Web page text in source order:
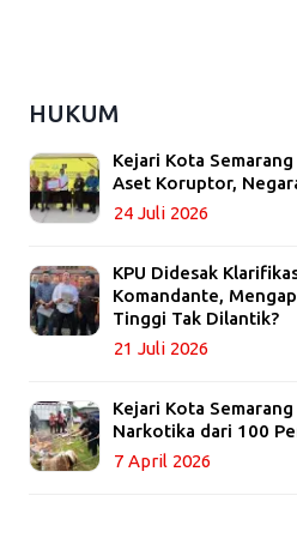
HUKUM
Kejari Kota
Aset Koruptor,
24 Juli 2026
KPU Didesak
Komandante,
Tinggi Tak Dilantik?
21 Juli 2026
Kejari Kota
Narkotika dari 100
7 April 2026